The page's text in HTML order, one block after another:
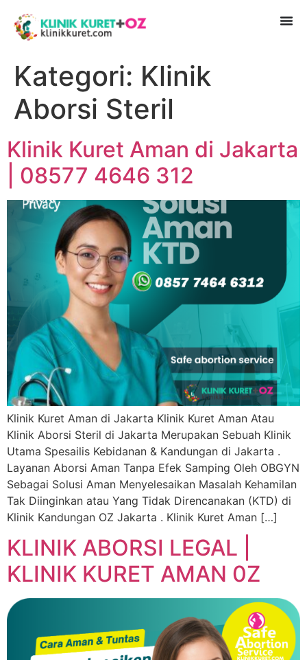
Kategori: Klinik
Aborsi Steril
Klinik Kuret Aman di Jakarta
| 08577 4646 312
Klinik Kuret Aman di Jakarta Klinik Kuret Aman Atau
Klinik Aborsi Steril di Jakarta Merupakan Sebuah Klinik
Utama Spesailis Kebidanan & Kandungan di Jakarta .
Layanan Aborsi Aman Tanpa Efek Samping Oleh OBGYN
Sebagai Solusi Aman Menyelesaikan Masalah Kehamilan
Tak Diinginkan atau Yang Tidak Direncanakan (KTD) di
Klinik Kandungan OZ Jakarta . Klinik Kuret Aman […]
KLINIK ABORSI LEGAL |
KLINIK KURET AMAN 0Z